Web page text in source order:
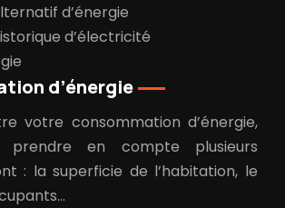
d’énergie
d’électricité
d’énergie
votre consommation d’énergie,
prendre en compte plusieurs
: la superficie de l’habitation, le